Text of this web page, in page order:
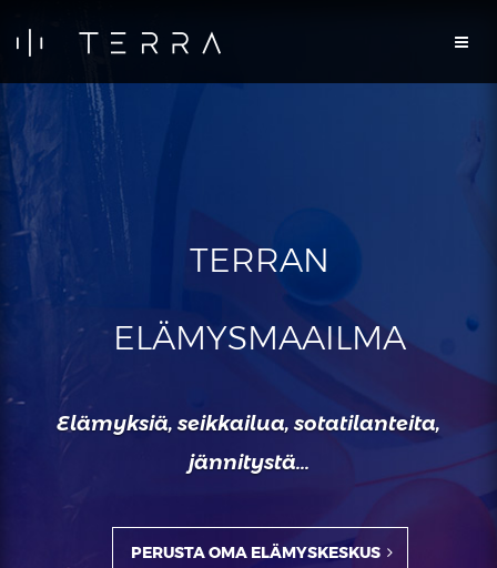
TERRAN
ELÄMYSMAAILMA
Elämyksiä, seikkailua, sotatilanteita,
jännitystä...
PERUSTA OMA ELÄMYSKESKUS